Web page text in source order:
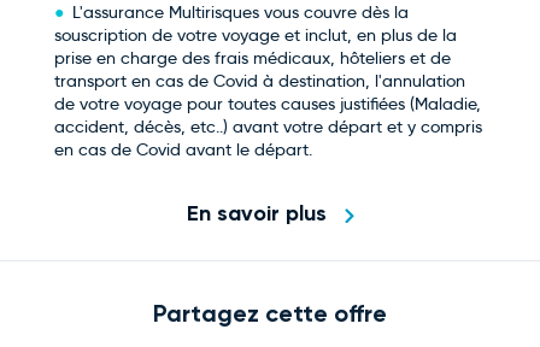
L'assurance Multirisques vous couvre dès la
souscription de votre voyage et inclut, en plus de la
prise en charge des frais médicaux, hôteliers et de
transport en cas de Covid à destination, l'annulation
de votre voyage pour toutes causes justifiées (Maladie,
accident, décès, etc..) avant votre départ et y compris
en cas de Covid avant le départ.
En savoir plus
Partagez cette offre